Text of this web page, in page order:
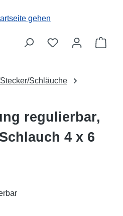
Schläuche
regulierbar,
4 x 6